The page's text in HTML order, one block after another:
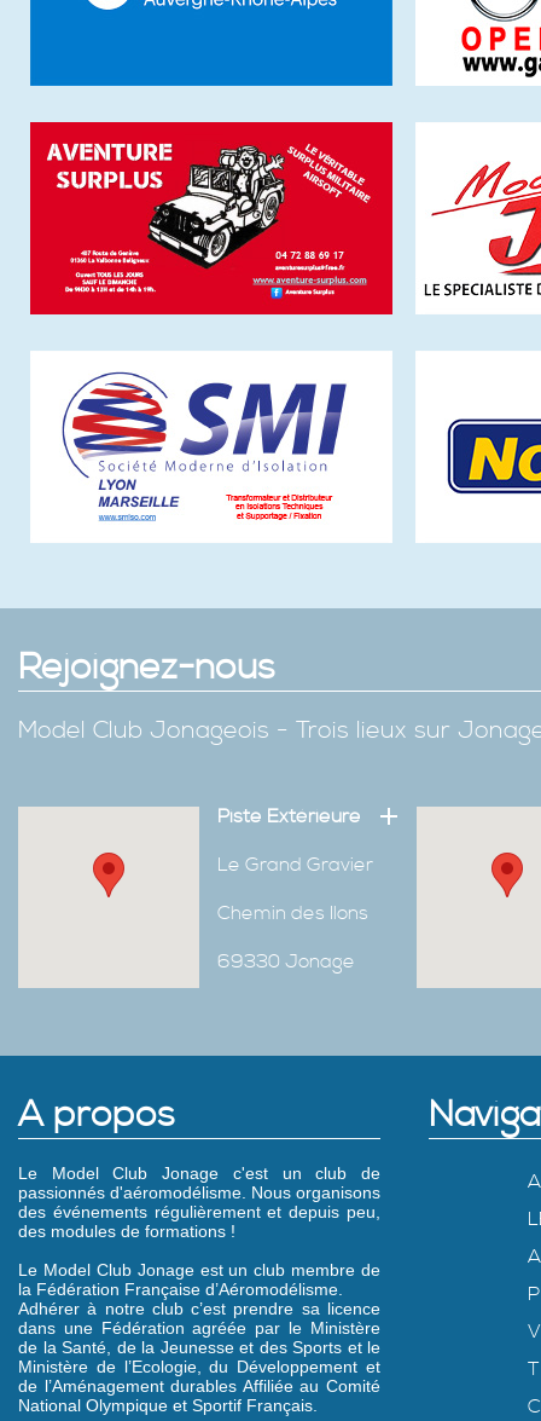
Rejoignez-nous
Model Club Jonageois - Trois lieux sur
Piste Extérieure
Le Grand Gravier
Chemin des Ilons
69330 Jonage
A propos
Le Model Club Jonage c'est un club de
passionnés d'aéromodélisme. Nous organisons
des événements régulièrement et depuis peu,
des modules de formations !
Le Model Club Jonage est un club membre de
la Fédération Française d’Aéromodélisme.
Adhérer à notre club c’est prendre sa licence
dans une Fédération agréée par le Ministère
de la Santé, de la Jeunesse et des Sports et le
Ministère de l’Ecologie, du Développement et
de l’Aménagement durables Affiliée au Comité
National Olympique et Sportif Français.